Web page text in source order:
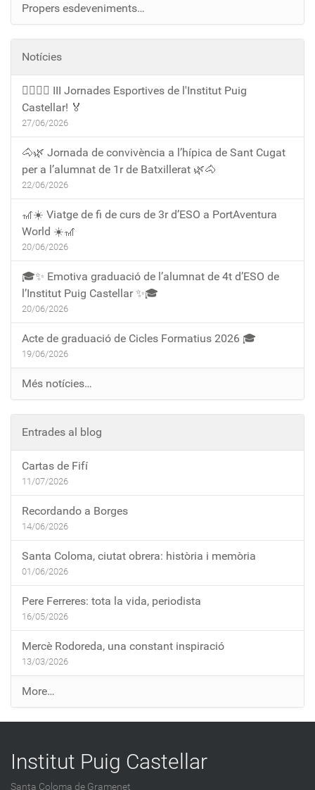
Propers esdeveniments…
Notícies
🏃‍♀️🏃‍♂️ III Jornades Esportives de l'Institut Puig
Castellar! 🏅
27/06/2026
🐴🌿 Jornada de convivència a l’hípica de Sant Cugat
per a l’alumnat de 1r de Batxillerat 🌿🐴
22/06/2026
🎢☀️ Viatge de fi de curs de 3r d’ESO a PortAventura
World ☀️🎢
20/06/2026
🎓✨ Emotiva graduació de l’alumnat de 4t d’ESO de
l’Institut Puig Castellar ✨🎓
20/06/2026
Acte de graduació de Cicles Formatius 2026 🎓
19/06/2026
Més notícies…
Entrades al blog
Cartas de Fifí
11/07/2026
Recordando a Borges
14/06/2026
Santa Coloma, ciutat obrera: història i memòria
01/06/2026
Pere Ferreres: tota la vida, periodista
16/05/2026
Mercè Rodoreda, una constant inspiració
13/03/2026
E
n
t
a
More…
Institut Puig Castellar
Santa Coloma de Gramenet